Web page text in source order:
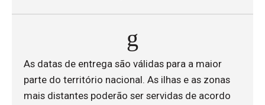
As datas de entrega são válidas para a maior
parte do território nacional. As ilhas e as zonas
mais distantes poderão ser servidas de acordo